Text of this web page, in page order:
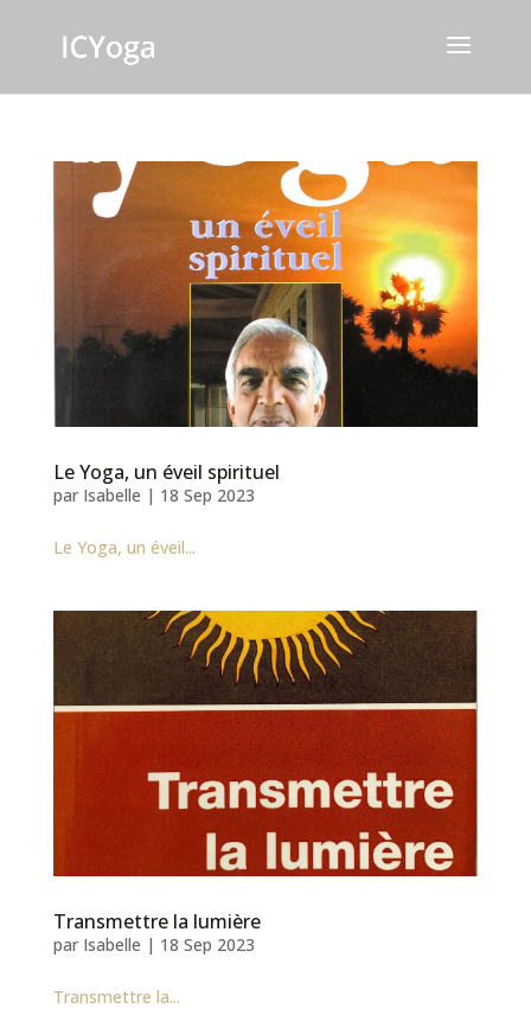
Le Yoga, un éveil spirituel
par Isabelle | 18 Sep 2023
Le Yoga, un éveil...
Transmettre la lumière
par Isabelle | 18 Sep 2023
Transmettre la...